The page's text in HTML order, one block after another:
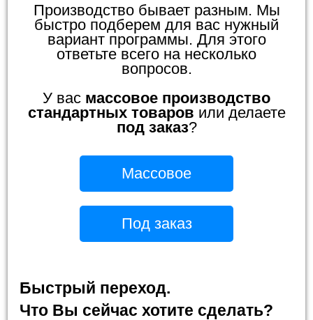
Производство бывает разным. Мы
быстро подберем для вас нужный
вариант программы. Для этого
ответьте всего на несколько
вопросов.
У вас массовое производство
стандартных товаров или делаете
под заказ?
Массовое
Под заказ
Быстрый переход.
Что Вы сейчас хотите сделать?